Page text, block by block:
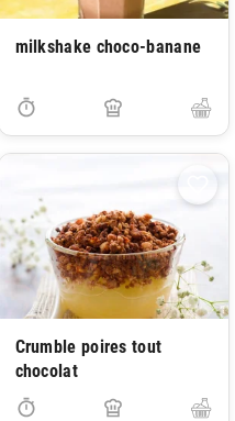
milkshake choco-banane
Crumble poires tout
chocolat